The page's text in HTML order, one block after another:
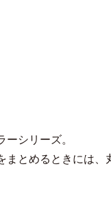
シリーズ。
とめるときには、